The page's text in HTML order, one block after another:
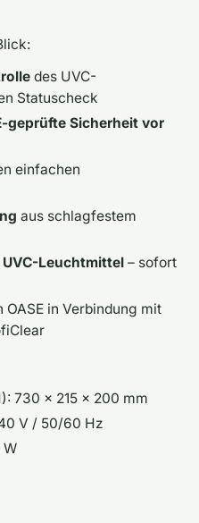
des UVC-
Statuscheck
geprüfte Sicherheit vor
einfachen
aus schlagfestem
Leuchtmittel – sofort
OASE in Verbindung mit
730 x 215 x 200 mm
V / 50/60 Hz
W